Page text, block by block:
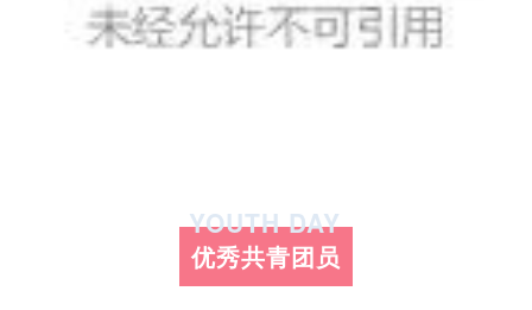
YOUTH DAY
优秀共青团员